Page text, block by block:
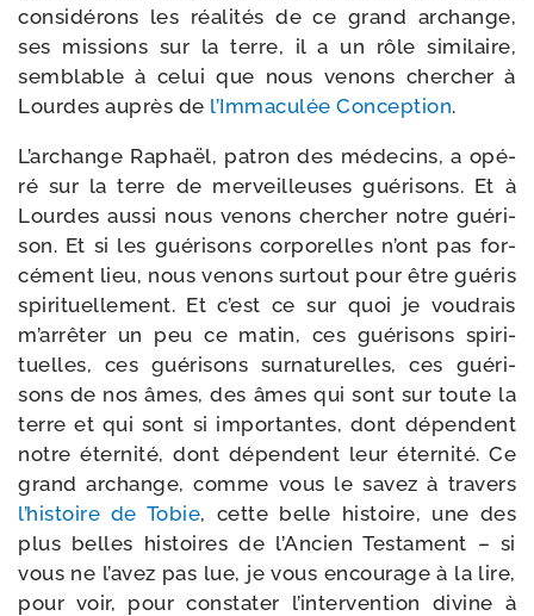
consi­dé­rons les réa­li­tés de ce grand archange,
ses mis­sions sur la terre, il a un rôle simi­laire,
sem­blable à celui que nous venons cher­cher à
Lourdes auprès de l’Immaculée Conception.
L’archange Raphaël, patron des méde­cins, a opé­
ré sur la terre de mer­veilleuses gué­ri­sons. Et à
Lourdes aus­si nous venons cher­cher notre gué­ri­
son. Et si les gué­ri­sons cor­po­relles n’ont pas for­
cé­ment lieu, nous venons sur­tout pour être gué­ris
spi­ri­tuel­le­ment. Et c’est ce sur quoi je vou­drais
m’ar­rê­ter un peu ce matin, ces gué­ri­sons spi­ri­
tuelles, ces gué­ri­sons sur­na­tu­relles, ces gué­ri­
sons de nos âmes, des âmes qui sont sur toute la
terre et qui sont si impor­tantes, dont dépendent
notre éter­ni­té, dont dépendent leur éter­ni­té. Ce
grand archange, comme vous le savez à tra­vers
l’his­toire de Tobie, cette belle his­toire, une des
plus belles his­toires de l’Ancien Testament – si
vous ne l’a­vez pas lue, je vous encou­rage à la lire,
pour voir, pour consta­ter l’in­ter­ven­tion divine à